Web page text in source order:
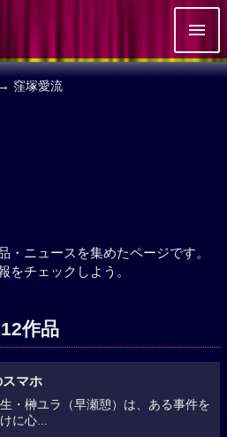
→ 窪塚愛流
・ニュースを集めたページです。
をチェックしよう。
作品
スマホ
・榊ユラ（早瀬憩）は、ある事件を
に心...